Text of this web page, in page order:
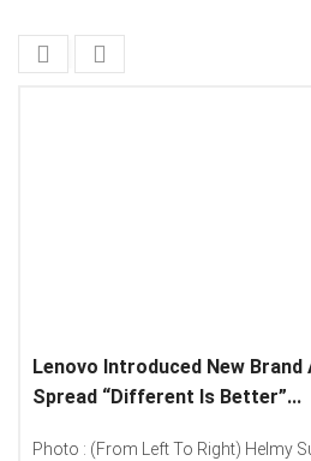
Lenovo Introduced New Brand
Spread “Different Is Better”...
Photo : (From Left To Right) Helmy